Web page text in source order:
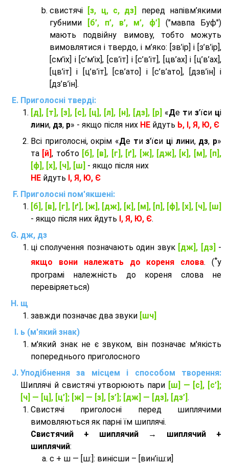
cвистячі
[з, ц, с, дз]
перед напівм’якими
губними
[б’, п’, в’, м’, ф’]
("мавпа Буф")
мають подвійну вимову, тобто можуть
вимовлятися і твердо, і м’яко: [зв’ір] і [з’в’ір],
[см’іх] і [с’м’іх], [св’іт] і [с’в’іт], [цв’ах] і [ц’в’ах],
[цв’іт] і [ц’в’іт], [св’ато] і [с’в’ато], [дзв’iн] і
[дз’в’iн].
Приголосні тверді:
[д], [т], [з], [с], [ц], [л], [н], [дз], [р] «Де ти з'їси ці
лини, дз, р» - якщо після них НЕ йдуть Ь, І, Я, Ю, Є
Всі приголосні, окрім «Де тиз'їси ці лини, дз, р»
та [й], тобто [б], [в], [г], [ґ], [ж], [дж], [к], [м], [п],
[ф], [х], [ч], [ш] - якщо після них
НЕ йдуть І, Я, Ю, Є
Приголосні пом'якшені:
[б], [в], [г], [ґ], [ж], [дж], [к], [м], [п], [ф], [х], [ч], [ш]
- якщо після них йдуть І, Я, Ю, Є.
дж, дз
ці сполучення позначають один звук [дж], [дз] -
якщо вони належать до кореня слова. (*у
програмі належність до кореня слова не
перевіряеться)
щ
завжди позначає два звуки [шч]
ь (м'який знак)
м'який знак не є звуком, він позначає м'якість
попереднього приголосного
Уподібнення за місцем і способом творення:
Шиплячі й свистячі утворюють пари [ш] — [c], [с’];
[ч] — [ц], [ц’]; [ж] — [з], [з’]; [дж] — [дз], [дз’] .
Свистячі приголосні перед шиплячими
вимовляються як парні їм шиплячі.
Cвистячий + шиплячий → шиплячий +
шиплячий:
с + ш — [ш:]: винісши – [вин’іш:и]